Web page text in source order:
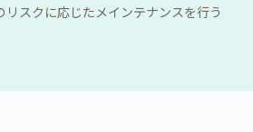
スクに応じたメインテナンスを行う